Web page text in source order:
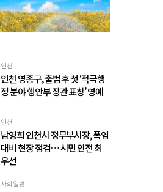
인천
인천 영종구, 출범 후 첫 ‘적극행
정 분야 행안부 장관 표창’ 영예
인천
남영희 인천시 정무부시장, 폭염
대비 현장 점검… 시민 안전 최
우선
사회일반